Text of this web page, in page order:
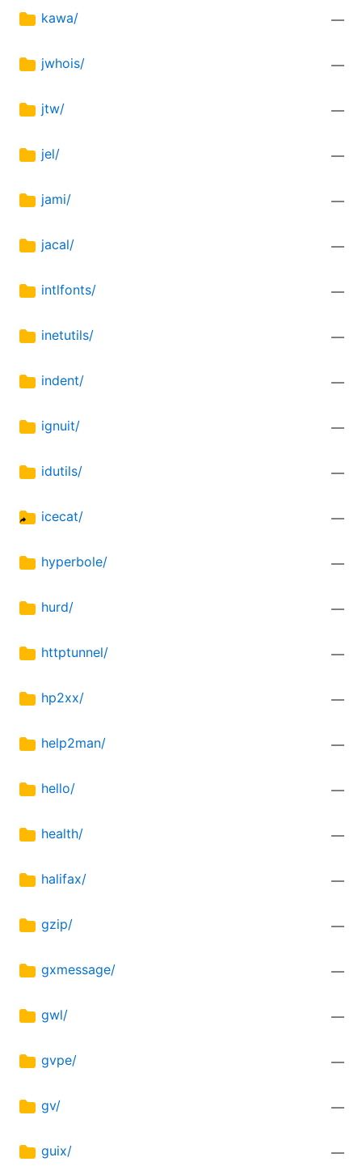
kawa/ —
jwhois/ —
jtw/ —
jel/ —
jami/ —
jacal/ —
intlfonts/ —
inetutils/ —
indent/ —
ignuit/ —
idutils/ —
icecat/ —
hyperbole/ —
hurd/ —
httptunnel/ —
hp2xx/ —
help2man/ —
hello/ —
health/ —
halifax/ —
gzip/ —
gxmessage/ —
gwl/ —
gvpe/ —
gv/ —
guix/ —